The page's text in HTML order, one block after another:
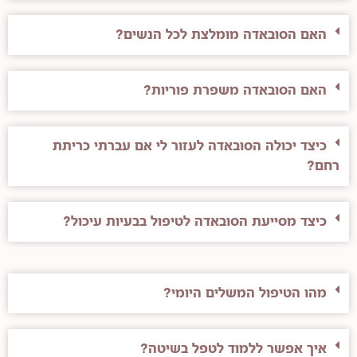
האם הסובאדה מומלצת לכל הנשים?
האם הסובאדה משפרת פוריות?
כיצד יכולה הסובאדה לעזור לי אם עברתי כריתת
רחם?
כיצד מסייעת הסובאדה לטיפול בבעיות עיכול?
מהו הטיפול המשלים היומי?
איך אפשר ללמוד לטפל בשיטה?